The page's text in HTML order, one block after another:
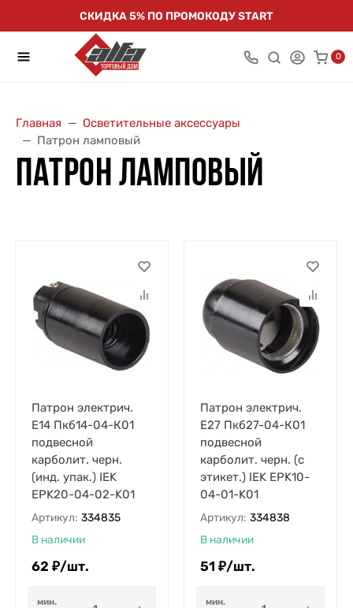
СКИДКА 5% ПО ПРОМОКОДУ START
0
Главная
Осветительные аксессуары
Патрон ламповый
ПАТРОН ЛАМПОВЫЙ
Патрон электрич.
E14 Пкб14-04-К01
подвесной
карболит. черн.
(инд. упак.) IEK
EPK20-04-02-K01
Артикул: 334835
В наличии
62 ₽/шт.
мин.
Патрон электрич.
E27 Пкб27-04-К01
подвесной
карболит. черн. (с
этикет.) IEK EPK10-
04-01-K01
Артикул: 334838
В наличии
51 ₽/шт.
мин.